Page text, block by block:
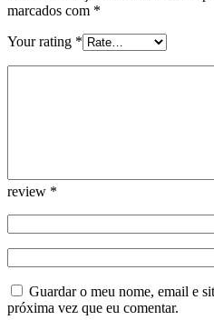
marcados com *
Your rating *
review *
Guardar o meu nome, email e
próxima vez que eu comentar.